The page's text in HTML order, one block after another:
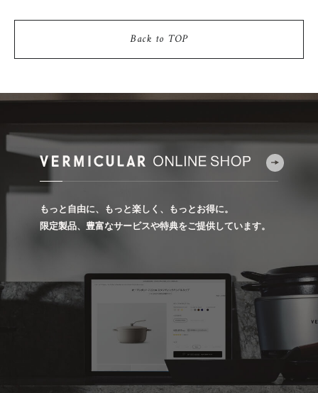
Back to TOP
もっと自由に、もっと楽しく、もっとお得に。
限定製品、豊富なサービスや特典をご提供しています。